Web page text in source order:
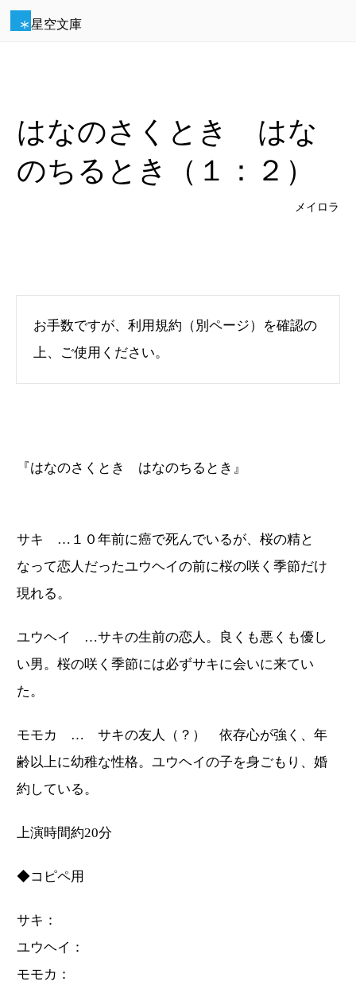
星空文庫
はなのさくとき はな
のちるとき（１：２）
メイロラ
お手数ですが、利用規約（別ページ）を確認の
上、ご使用ください。
『はなのさくとき はなのちるとき』
サキ …１０年前に癌で死んでいるが、桜の精と
なって恋人だったユウヘイの前に桜の咲く季節だけ
現れる。
ユウヘイ …サキの生前の恋人。良くも悪くも優し
い男。桜の咲く季節には必ずサキに会いに来てい
た。
モモカ … サキの友人（？） 依存心が強く、年
齢以上に幼稚な性格。ユウヘイの子を身ごもり、婚
約している。
上演時間約20分
◆コピペ用
サキ：
ユウヘイ：
モモカ：